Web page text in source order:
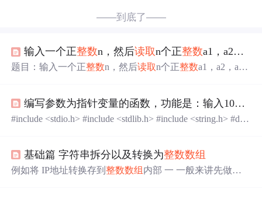
——到底了——
输入一个正整数n，然后读取n个正整数a1，a2，a3，……an，最后再读一个正
题目：输入一个正整数n，然后读取n个正整数a1，a2，a
据，可以不使用数组，直接定义一个临时变量来保存输入
的数据。如果是先输入的是数据，后输入m的值，就需要
编写参数为指针变量的函数，功能是：输入10个
#include <stdio.h> #include <stdlib.h> #include <string.h> #defi
一个任意整数并将其插入到这个已排序的整数数组
入后数组中的数任然保持有序。 { int a[20]={0},*p,b[20]=
基础篇 字符串拆分以及转换为整数数组
例如将 IP地址转换存到整数数组 内部 一 一般来讲先做字